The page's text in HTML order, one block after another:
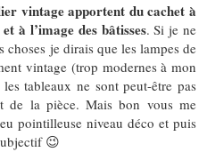
vintage apportent du cachet à
à l’image des bâtisses. Si je ne
je dirais que les lampes de
vintage (trop modernes à mon
tableaux ne sont peut-être pas
de la pièce. Mais bon vous me
pointilleuse niveau déco et puis
😉